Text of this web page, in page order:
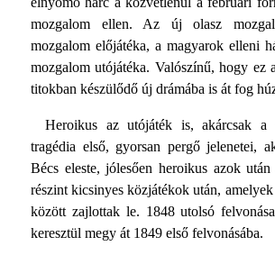
mozgalom ellen. Az új olasz
mozgalom előjátéka, a magyarok elleni
mozgalom utójátéka. Valószínű, hogy ez
titokban készülődő új drámába is át fog
Heroikus az utójáték is, akárcsak a
tragédia első, gyorsan pergő jelenetei,
Bécs eleste, jólesően heroikus azok
részint kicsinyes közjátékok után,
között zajlottak le. 1848 utolsó
keresztül megy át 1849 első felvonásába.